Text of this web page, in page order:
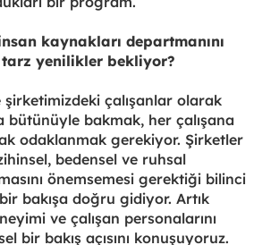
kaynakları departmanını
yenilikler bekliyor?
çalışanlar olarak
bütünüyle bakmak, her çalışana
odaklanmak gerekiyor. Şirketler
bedensel ve ruhsal
önemsemesi gerektiği bilinci
bakışa doğru gidiyor. Artık
ve çalışan personalarını
bir bakış açısını konuşuyoruz.